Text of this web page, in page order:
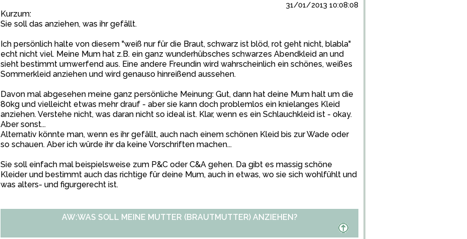
31/01/2013 10:08:08
Kurzum:
Sie soll das anziehen, was ihr gefällt.
Ich persönlich halte von diesem "weiß nur für die Braut, schwarz ist blöd, rot geht nicht, blabla"
echt nicht viel. Meine Mum hat z.B. ein ganz wunderhübsches schwarzes Abendkleid an und
sieht bestimmt umwerfend aus. Eine andere Freundin wird wahrscheinlich ein schönes, weißes
Sommerkleid anziehen und wird genauso hinreißend aussehen.
Davon mal abgesehen meine ganz persönliche Meinung: Gut, dann hat deine Mum halt um die
80kg und vielleicht etwas mehr drauf - aber sie kann doch problemlos ein knielanges Kleid
anziehen. Verstehe nicht, was daran nicht so ideal ist. Klar, wenn es ein Schlauchkleid ist - okay.
Aber sonst...
Alternativ könnte man, wenn es ihr gefällt, auch nach einem schönen Kleid bis zur Wade oder
so schauen. Aber ich würde ihr da keine Vorschriften machen...
Sie soll einfach mal beispielsweise zum P&C oder C&A gehen. Da gibt es massig schöne
Kleider und bestimmt auch das richtige für deine Mum, auch in etwas, wo sie sich wohlfühlt und
was alters- und figurgerecht ist.
AW:WAS SOLL MEINE MUTTER (BRAUTMUTTER) ANZIEHEN?